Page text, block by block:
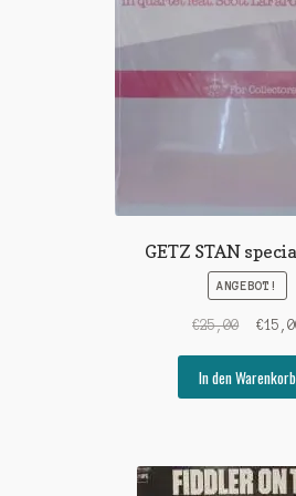
GETZ STAN
ANGEBOT!
€25,00
war:
€25,00
€
In den Warenkorb